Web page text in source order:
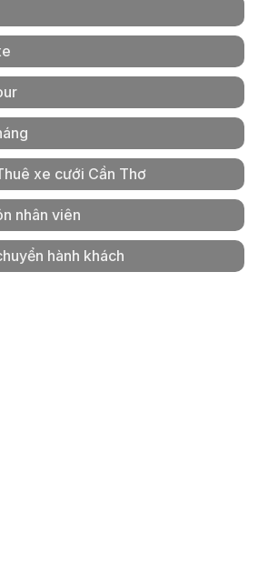
xe cưới Cần Thơ
nhân viên
hành khách